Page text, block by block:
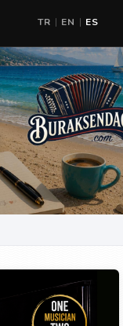
TR | EN | ES